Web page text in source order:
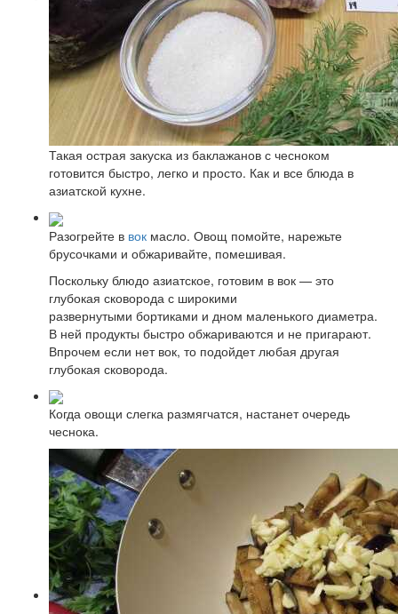
Такая острая закуска из баклажанов с чесноком
готовится быстро, легко и просто. Как и все блюда в
азиатской кухне.
Разогрейте в вок масло. Овощ помойте, нарежьте
брусочками и обжаривайте, помешивая.
Поскольку блюдо азиатское, готовим в вок — это
глубокая сковорода с широкими
развернутыми бортиками и дном маленького диаметра.
В ней продукты быстро обжариваются и не пригарают.
Впрочем если нет вок, то подойдет любая другая
глубокая сковорода.
Когда овощи слегка размягчатся, настанет очередь
чеснока.